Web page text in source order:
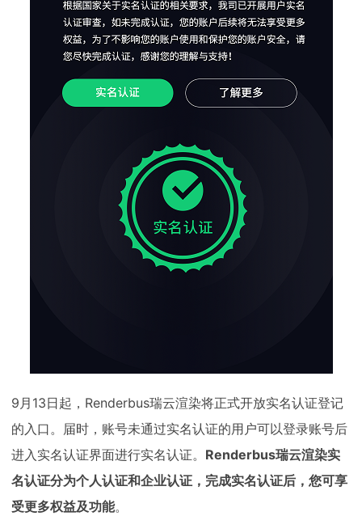
9月13日起，Renderbus瑞云渲染将正式开放实名认证登记
的入口。届时，账号未通过实名认证的用户可以登录账号后
进入实名认证界面进行实名认证。 Renderbus瑞云渲染实
名认证分为个人认证和企业认证，完成实名认证后，您可享
受更多权益及功能。